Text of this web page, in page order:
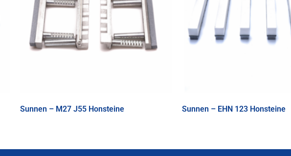
Sunnen – M27 J55 Honsteine Sunnen – EHN 123 Honsteine